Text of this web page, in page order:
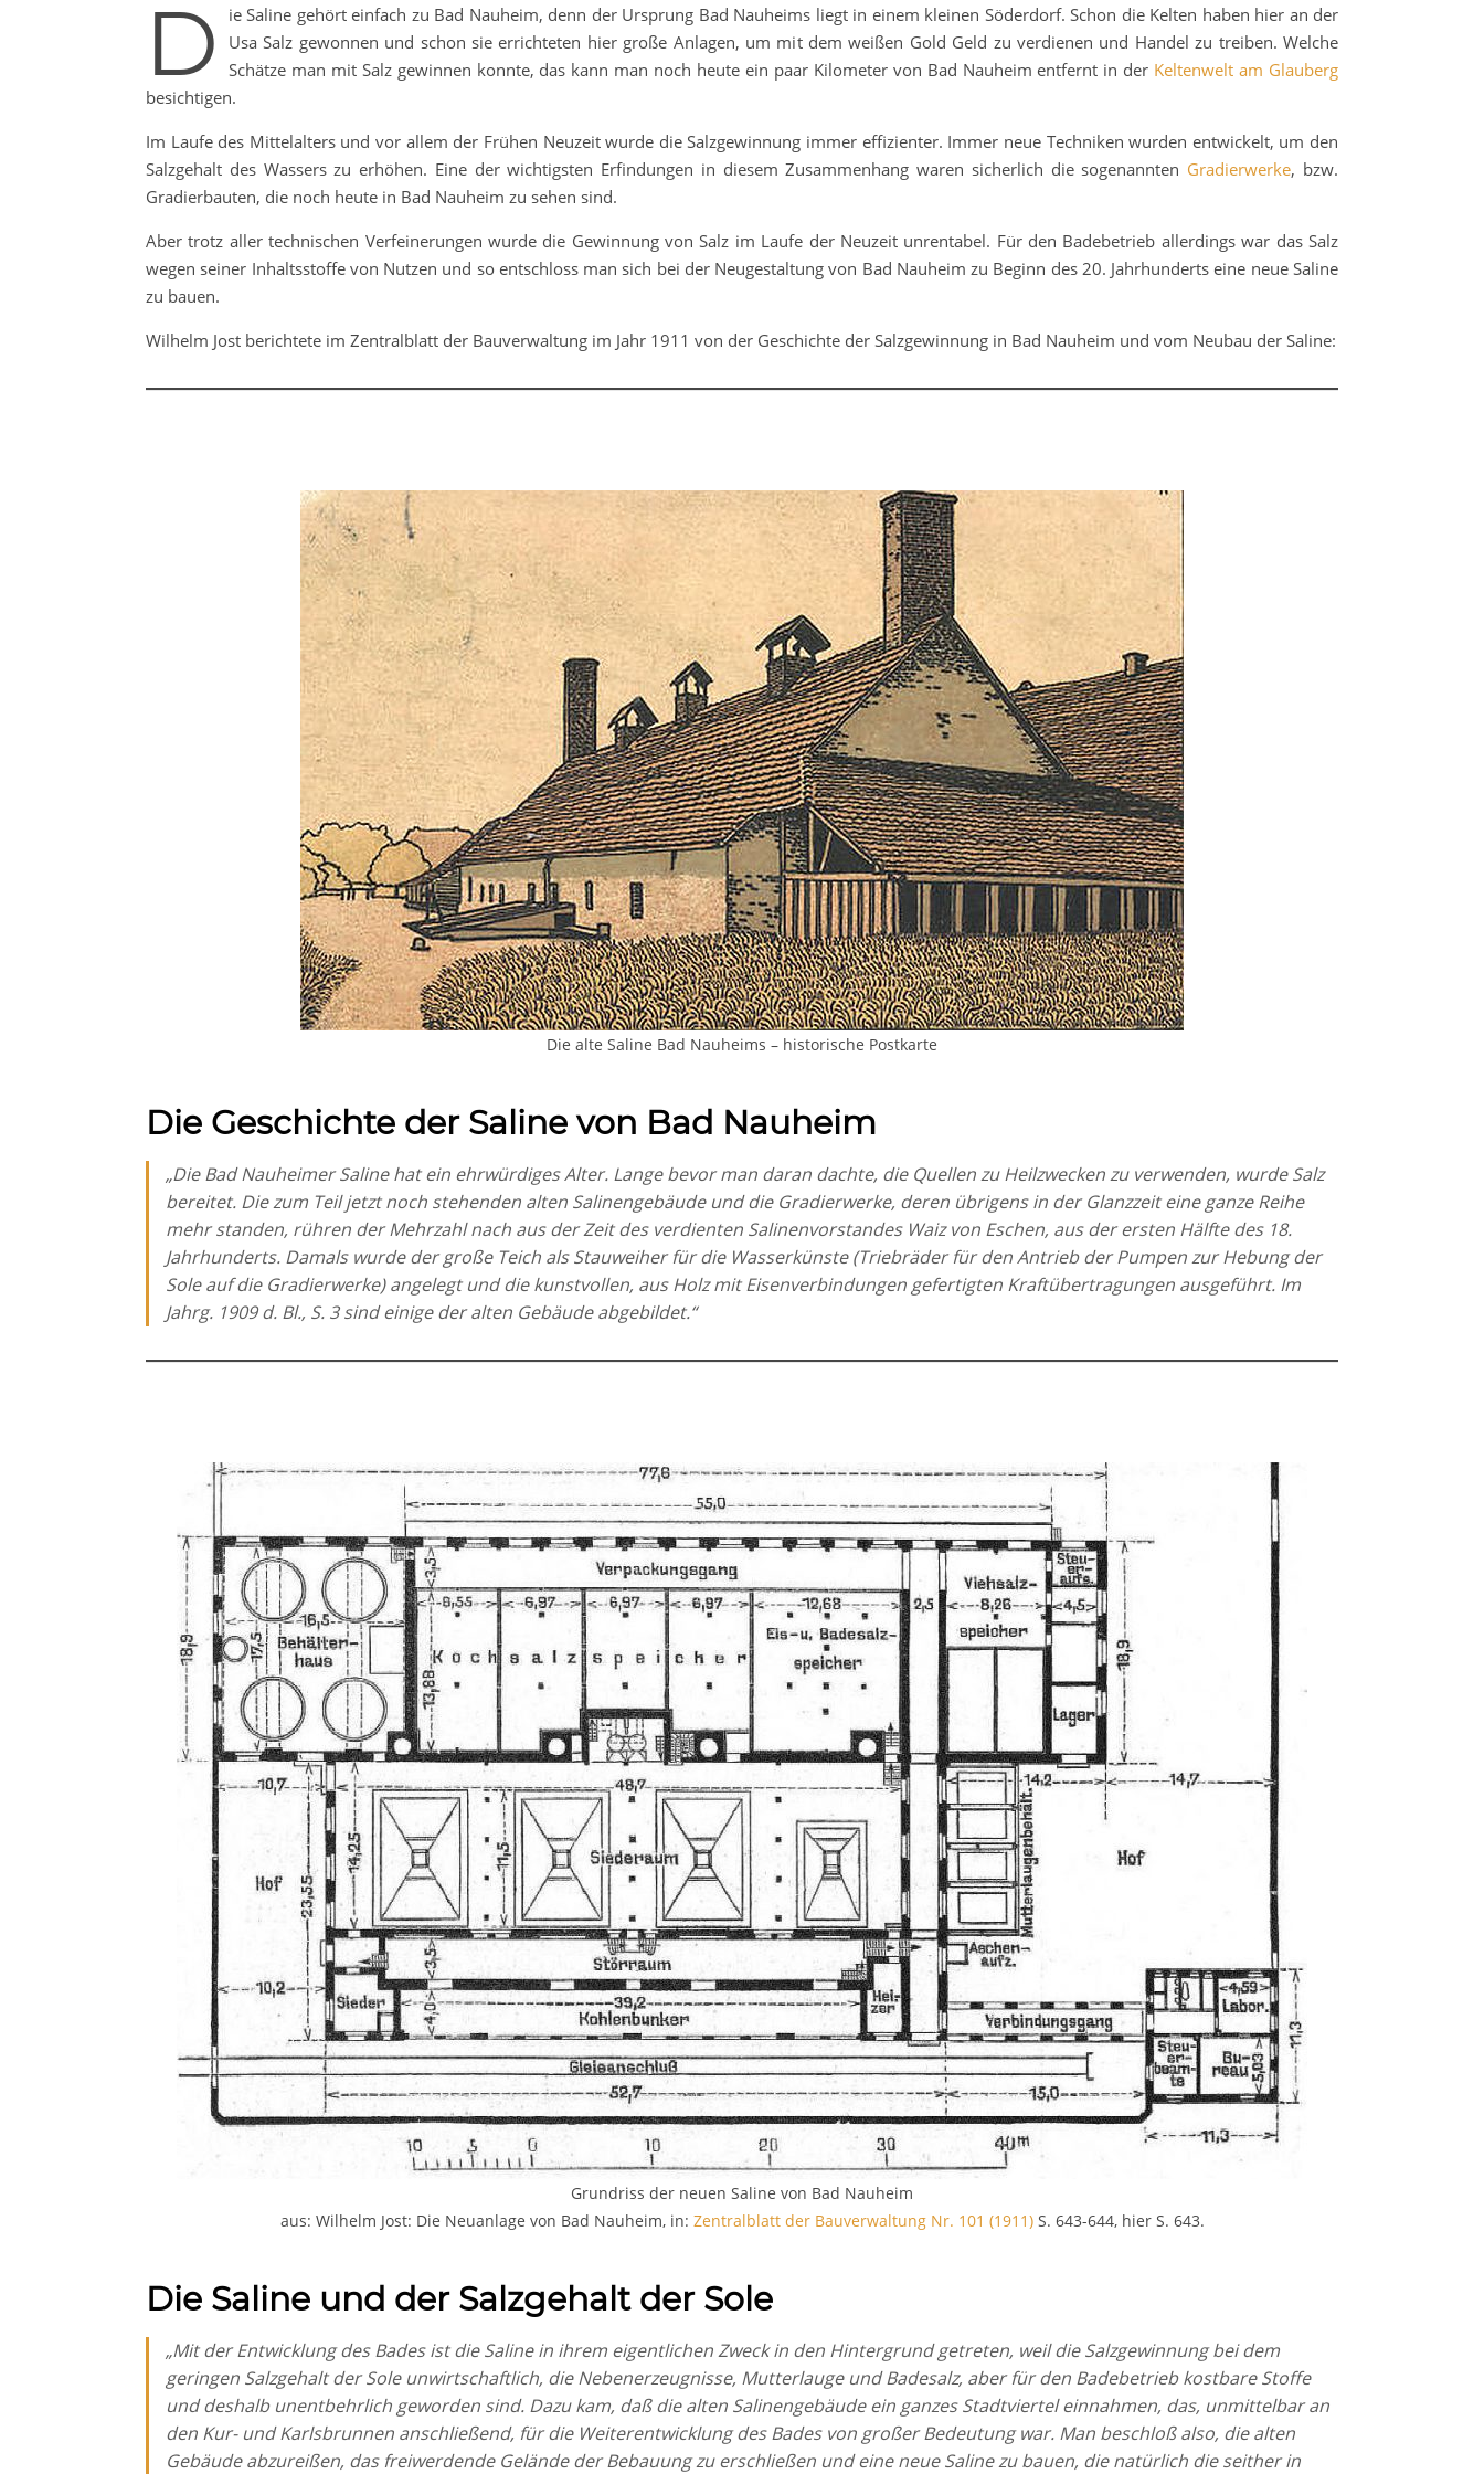
D
ie Saline gehört einfach zu Bad Nauheim, denn der Ursprung Bad Nauheims liegt in einem kleinen Söderdorf. Schon die Kelten haben hier an der
Usa Salz gewonnen und schon sie errichteten hier große Anlagen, um mit dem weißen Gold Geld zu verdienen und Handel zu treiben. Welche
Schätze man mit Salz gewinnen konnte, das kann man noch heute ein paar Kilometer von Bad Nauheim entfernt in der Keltenwelt am Glauberg
besichtigen.
Im Laufe des Mittelalters und vor allem der Frühen Neuzeit wurde die Salzgewinnung immer effizienter. Immer neue Techniken wurden entwickelt, um den
Salzgehalt des Wassers zu erhöhen. Eine der wichtigsten Erfindungen in diesem Zusammenhang waren sicherlich die sogenannten Gradierwerke, bzw.
Gradierbauten, die noch heute in Bad Nauheim zu sehen sind.
Aber trotz aller technischen Verfeinerungen wurde die Gewinnung von Salz im Laufe der Neuzeit unrentabel. Für den Badebetrieb allerdings war das Salz
wegen seiner Inhaltsstoffe von Nutzen und so entschloss man sich bei der Neugestaltung von Bad Nauheim zu Beginn des 20. Jahrhunderts eine neue Saline
zu bauen.
Wilhelm Jost berichtete im Zentralblatt der Bauverwaltung im Jahr 1911 von der Geschichte der Salzgewinnung in Bad Nauheim und vom Neubau der Saline:
Die alte Saline Bad Nauheims – historische Postkarte
Die Geschichte der Saline von Bad Nauheim
„Die Bad Nauheimer Saline hat ein ehrwürdiges Alter. Lange bevor man daran dachte, die Quellen zu Heilzwecken zu verwenden, wurde Salz
bereitet. Die zum Teil jetzt noch stehenden alten Salinengebäude und die Gradierwerke, deren übrigens in der Glanzzeit eine ganze Reihe
mehr standen, rühren der Mehrzahl nach aus der Zeit des verdienten Salinenvorstandes Waiz von Eschen, aus der ersten Hälfte des 18.
Jahrhunderts. Damals wurde der große Teich als Stauweiher für die Wasserkünste (Triebräder für den Antrieb der Pumpen zur Hebung der
Sole auf die Gradierwerke) angelegt und die kunstvollen, aus Holz mit Eisenverbindungen gefertigten Kraftübertragungen ausgeführt. Im
Jahrg. 1909 d. Bl., S. 3 sind einige der alten Gebäude abgebildet.“
Grundriss der neuen Saline von Bad Nauheim
aus: Wilhelm Jost: Die Neuanlage von Bad Nauheim, in: Zentralblatt der Bauverwaltung Nr. 101 (1911) S. 643-644, hier S. 643.
Die Saline und der Salzgehalt der Sole
„Mit der Entwicklung des Bades ist die Saline in ihrem eigentlichen Zweck in den Hintergrund getreten, weil die Salzgewinnung bei dem
geringen Salzgehalt der Sole unwirtschaftlich, die Nebenerzeugnisse, Mutterlauge und Badesalz, aber für den Badebetrieb kostbare Stoffe
und deshalb unentbehrlich geworden sind. Dazu kam, daß die alten Salinengebäude ein ganzes Stadtviertel einnahmen, das, unmittelbar an
den Kur- und Karlsbrunnen anschließend, für die Weiterentwicklung des Bades von großer Bedeutung war. Man beschloß also, die alten
Gebäude abzureißen, das freiwerdende Gelände der Bebauung zu erschließen und eine neue Saline zu bauen, die natürlich die seither in